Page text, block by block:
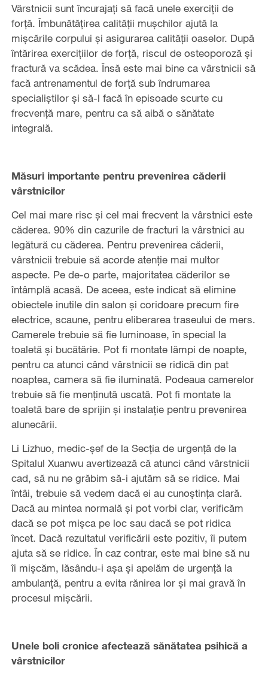
Vârstnicii sunt încurajați să facă unele exerciții de
forță. Îmbunătățirea calității mușchilor ajută la
mișcările corpului și asigurarea calității oaselor. După
întărirea exercițiilor de forță, riscul de osteoporoză și
fractură va scădea. Însă este mai bine ca vârstnicii să
facă antrenamentul de forță sub îndrumarea
specialiștilor și să-l facă în episoade scurte cu
frecvență mare, pentru ca să aibă o sănătate
integrală.
Măsuri importante pentru prevenirea căderii
vârstnicilor
Cel mai mare risc și cel mai frecvent la vârstnici este
căderea. 90% din cazurile de fracturi la vârstnici au
legătură cu căderea. Pentru prevenirea căderii,
vârstnicii trebuie să acorde atenție mai multor
aspecte. Pe de-o parte, majoritatea căderilor se
întâmplă acasă. De aceea, este indicat să elimine
obiectele inutile din salon și coridoare precum fire
electrice, scaune, pentru eliberarea traseului de mers.
Camerele trebuie să fie luminoase, în special la
toaletă și bucătărie. Pot fi montate lămpi de noapte,
pentru ca atunci când vârstnicii se ridică din pat
noaptea, camera să fie iluminată. Podeaua camerelor
trebuie să fie menținută uscată. Pot fi montate la
toaletă bare de sprijin și instalație pentru prevenirea
alunecării.
Li Lizhuo, medic-șef de la Secția de urgență de la
Spitalul Xuanwu avertizează că atunci când vârstnicii
cad, să nu ne grăbim să-i ajutăm să se ridice. Mai
întâi, trebuie să vedem dacă ei au cunoștința clară.
Dacă au mintea normală și pot vorbi clar, verificăm
dacă se pot mișca pe loc sau dacă se pot ridica
încet. Dacă rezultatul verificării este pozitiv, îi putem
ajuta să se ridice. În caz contrar, este mai bine să nu
îi mișcăm, lăsându-i așa și apelăm de urgență la
ambulanță, pentru a evita rănirea lor și mai gravă în
procesul mișcării.
Unele boli cronice afectează sănătatea psihică a
vârstnicilor